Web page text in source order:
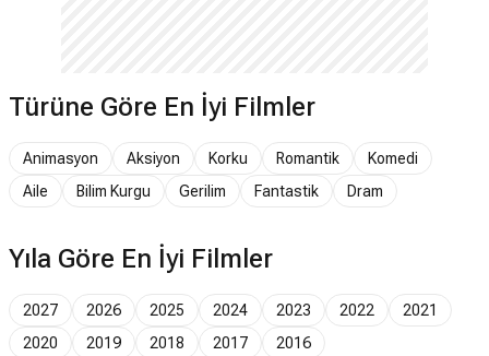
Türüne Göre En İyi Filmler
Animasyon Aksiyon Korku Romantik
Komedi
Aile
Bilim Kurgu Gerilim Fantastik Dram
Yıla Göre En İyi Filmler
2027 2026 2025 2024 2023 2022
2021
2020
2019 2018 2017 2016